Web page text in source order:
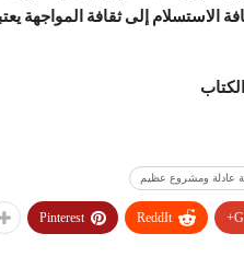
الاستسلام إلى ثقافة المواجهة
عادلة ومشروع عظيم
ReddIt
Pinterest